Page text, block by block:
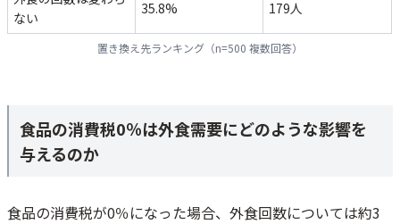
ない
35.8% 179人
置き換え先ランキング（n=500 複数回答）
食品の消費税0％は外食需要にどのような影響を
与えるのか
食品の消費税が0％になった場合、外食回数については約3